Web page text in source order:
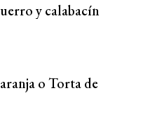
y calabacín
o Torta de